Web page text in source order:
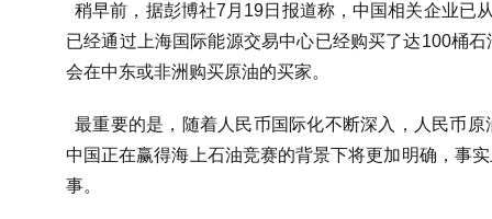
稍早前，据彭博社7月19日报道称，中国相关企业已
已经通过上海国际能源交易中心已经购买了达100桶
会在中东或非洲购买原油的买家。
最重要的是，随着人民币国际化不断深入，人民币
中国正在赢得海上石油竞赛的背景下将更加明确，事
事。